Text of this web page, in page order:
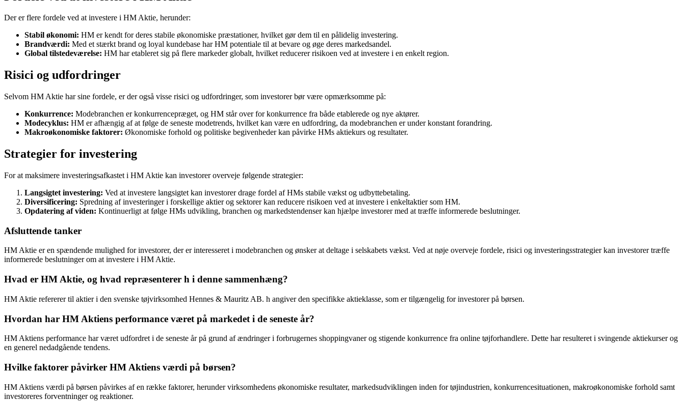
Der er flere fordele ved at investere i HM Aktie, herunder:
Stabil økonomi: HM er kendt for deres stabile økonomiske præstationer, hvilket gør dem til en pålidelig investering.
Brandværdi: Med et stærkt brand og loyal kundebase har HM potentiale til at bevare og øge deres markedsandel.
Global tilstedeværelse: HM har etableret sig på flere markeder globalt, hvilket reducerer risikoen ved at investere i en enkelt region.
Risici og udfordringer
Selvom HM Aktie har sine fordele, er der også visse risici og udfordringer, som investorer bør være opmærksomme på:
Konkurrence: Modebranchen er konkurrencepræget, og HM står over for konkurrence fra både etablerede og nye aktører.
Modecyklus: HM er afhængig af at følge de seneste modetrends, hvilket kan være en udfordring, da modebranchen er under konstant forandring.
Makroøkonomiske faktorer: Økonomiske forhold og politiske begivenheder kan påvirke HMs aktiekurs og resultater.
Strategier for investering
For at maksimere investeringsafkastet i HM Aktie kan investorer overveje følgende strategier:
Langsigtet investering: Ved at investere langsigtet kan investorer drage fordel af HMs stabile vækst og udbyttebetaling.
Diversificering: Spredning af investeringer i forskellige aktier og sektorer kan reducere risikoen ved at investere i enkeltaktier som HM.
Opdatering af viden: Kontinuerligt at følge HMs udvikling, branchen og markedstendenser kan hjælpe investorer med at træffe informerede beslutninger.
Afsluttende tanker
HM Aktie er en spændende mulighed for investorer, der er interesseret i modebranchen og ønsker at deltage i selskabets vækst. Ved at nøje overveje fordele, risici og investeringsstrategier kan investorer træffe
informerede beslutninger om at investere i HM Aktie.
Hvad er HM Aktie, og hvad repræsenterer h i denne sammenhæng?
HM Aktie refererer til aktier i den svenske tøjvirksomhed Hennes & Mauritz AB. h angiver den specifikke aktieklasse, som er tilgængelig for investorer på børsen.
Hvordan har HM Aktiens performance været på markedet i de seneste år?
HM Aktiens performance har været udfordret i de seneste år på grund af ændringer i forbrugernes shoppingvaner og stigende konkurrence fra online tøjforhandlere. Dette har resulteret i svingende aktiekurser og
en generel nedadgående tendens.
Hvilke faktorer påvirker HM Aktiens værdi på børsen?
HM Aktiens værdi på børsen påvirkes af en række faktorer, herunder virksomhedens økonomiske resultater, markedsudviklingen inden for tøjindustrien, konkurrencesituationen, makroøkonomiske forhold samt
investoreres forventninger og reaktioner.